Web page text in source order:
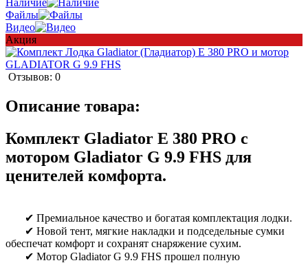
Файлы
Видео
Акция
Отзывов: 0
Описание товара:
Комплект Gladiator E 380 PRO с
мотором Gladiator G 9.9 FHS для
ценителей комфорта.
✔ Премиальное качество и богатая комплектация лодки.
✔ Новой тент, мягкие накладки и подседельные сумки
обеспечат комфорт и сохранят снаряжение сухим.
✔ Мотор Gladiator G 9.9 FHS прошел полную